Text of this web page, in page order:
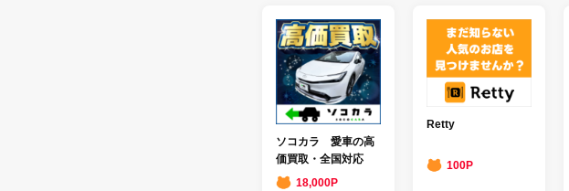
ソコカラ 愛車の高
価買取・全国対応
18,000P
Retty
100P